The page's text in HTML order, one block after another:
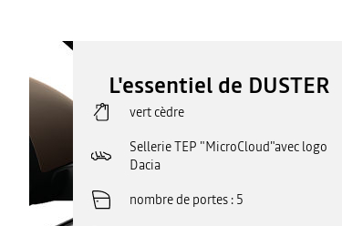
L'essentiel de DUSTER
vert cèdre
Sellerie TEP "MicroCloud"avec logo
Dacia
nombre de portes 5